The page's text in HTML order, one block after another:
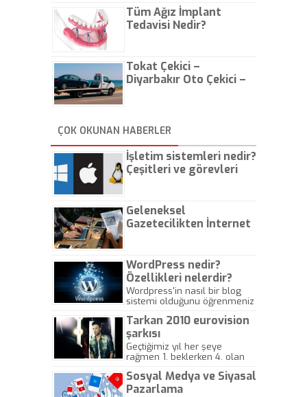
Tüm Ağız İmplant
Tedavisi Nedir?
Tokat Çekici –
Diyarbakır Oto Çekici –
ÇOK OKUNAN HABERLER
İşletim sistemleri nedir?
Çeşitleri ve görevleri
Geleneksel
Gazetecilikten İnternet
WordPress nedir?
Özellikleri nelerdir?
Wordpress'in nasıl bir blog
sistemi olduğunu öğrenmeniz
Tarkan 2010 eurovision
şarkısı
Geçtiğimiz yıl her şeye
rağmen 1. beklerken 4. olan
gösterisinin bu yarışmada
önemli olmadığını anlamıştır.
Sosyal Medya ve Siyasal
Pazarlama